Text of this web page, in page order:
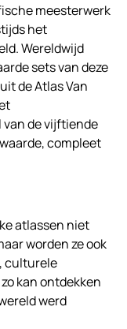
meesterwerk
het
Wereldwijd
sets van deze
de Atlas Van
de vijftiende
compleet
atlassen niet
worden ze ook
culturele
kan ontdekken
werd